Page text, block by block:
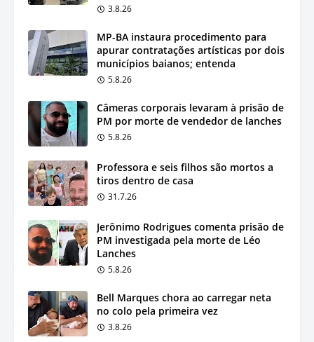
3.8.26
MP-BA instaura procedimento para
apurar contratações artísticas por dois
municípios baianos; entenda
5.8.26
Câmeras corporais levaram à prisão de
PM por morte de vendedor de lanches
5.8.26
Professora e seis filhos são mortos a
tiros dentro de casa
31.7.26
Jerônimo Rodrigues comenta prisão de
PM investigada pela morte de Léo
Lanches
5.8.26
Bell Marques chora ao carregar neta
no colo pela primeira vez
3.8.26